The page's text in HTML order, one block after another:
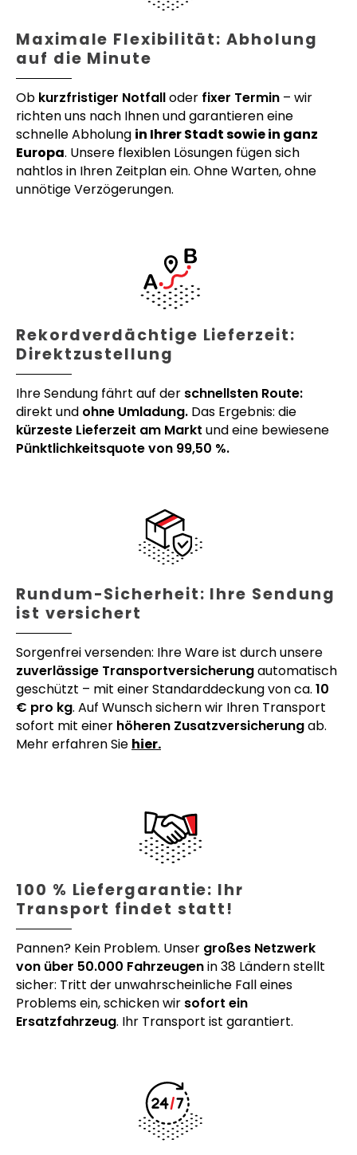
Maximale Flexibilität: Abholung
auf die Minute
Ob kurzfristiger Notfalloder fixer Termin – wir
richten uns nach Ihnen und garantieren eine
schnelle Abholung in Ihrer Stadt sowie in ganz
Europa. Unsere flexiblen Lösungen fügen sich
nahtlos in Ihren Zeitplan ein. Ohne Warten, ohne
unnötige Verzögerungen.
Rekordverdächtige Lieferzeit:
Direktzustellung
Ihre Sendung fährt auf der schnellsten Route:
direkt und ohne Umladung. Das Ergebnis: die
kürzeste Lieferzeit am Markt und eine bewiesene
Pünktlichkeitsquote von 99,50 %.
Rundum-Sicherheit: Ihre Sendung
ist versichert
Sorgenfrei versenden: Ihre Ware ist durch unsere
zuverlässige Transportversicherungautomatisch
geschützt – mit einer Standarddeckung von ca. 10
€ pro kg. Auf Wunsch sichern wir Ihren Transport
sofort mit einer höheren Zusatzversicherungab.
Mehr erfahren Sie hier.
100 % Liefergarantie: Ihr
Transport findet statt!
Pannen? Kein Problem. Unser großes Netzwerk
von über 50.000 Fahrzeugenin 38 Ländern stellt
sicher: Tritt der unwahrscheinliche Fall eines
Problems ein, schicken wir sofort ein
Ersatzfahrzeug. Ihr Transport ist garantiert.